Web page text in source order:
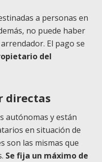
a personas en
no puede haber
El pago se
del
directas
autónomas y están
en situación de
son las mismas que
Se fija un máximo de